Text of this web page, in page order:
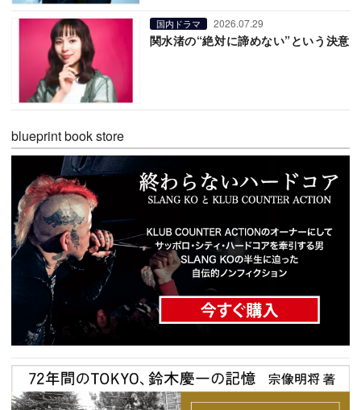
国内ドラマ 2026.07.29
関水渚の“絶対に諦めない”という決意
blueprint book store